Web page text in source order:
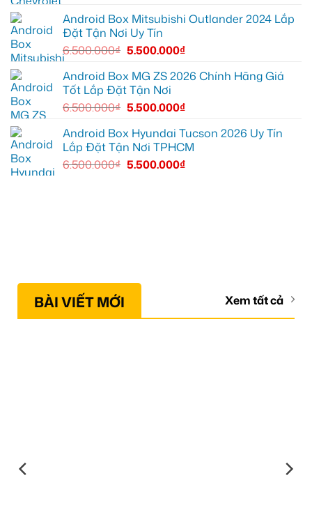
YouTube
dẫn
đường
Android Box Mitsubishi Outlander 2024 Lắp
Đặt Tận Nơi Uy Tín
6.500.000₫ 5.500.000₫
Android Box MG ZS 2026 Chính Hãng Giá
Tốt Lắp Đặt Tận Nơi
6.500.000₫ 5.500.000₫
Android Box Hyundai Tucson 2026 Uy Tín
Lắp Đặt Tận Nơi TPHCM
6.500.000₫ 5.500.000₫
BÀI VIẾT MỚI Xem tất cả